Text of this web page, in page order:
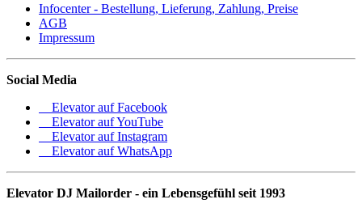
Infocenter - Bestellung, Lieferung, Zahlung, Preise
AGB
Impressum
Social Media
Elevator auf Facebook
Elevator auf YouTube
Elevator auf Instagram
Elevator auf WhatsApp
Elevator DJ Mailorder - ein Lebensgefühl seit 1993